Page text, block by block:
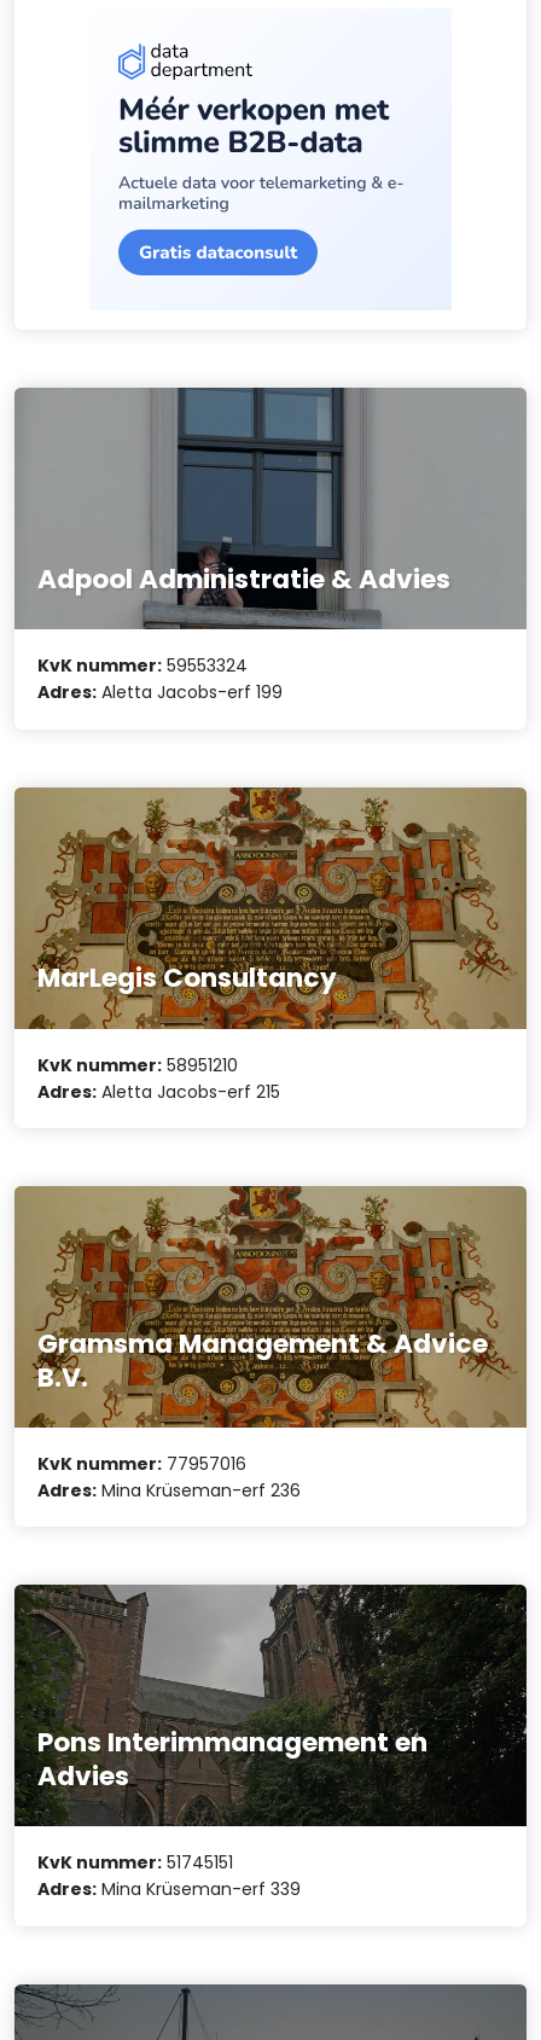
Adpool Administratie & Advies
KvK nummer: 59553324
Adres: Aletta Jacobs-erf 199
MarLegis Consultancy
KvK nummer: 58951210
Adres: Aletta Jacobs-erf 215
Gramsma Management & Advice
B.V.
KvK nummer: 77957016
Adres: Mina Krüseman-erf 236
Pons Interimmanagement en
Advies
KvK nummer: 51745151
Adres: Mina Krüseman-erf 339